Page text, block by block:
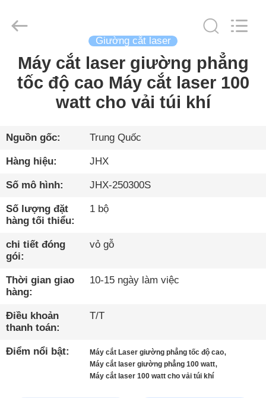
TRANG
CHỦ
SẢN
PHẨM
CHÚNG
THAM
QUAN
NHÀ
MÁY
Photoelectric
Co.,Ltd.
Giường cắt laser
Máy cắt laser giường phẳng
tốc độ cao Máy cắt laser 100
watt cho vải túi khí
Nguồn gốc: Trung Quốc
Hàng hiệu: JHX
Số mô hình: JHX-250300S
Số lượng đặt
hàng tối thiểu:
1 bộ
chi tiết đóng
gói:
vỏ gỗ
Thời gian giao
hàng:
10-15 ngày làm việc
Điều khoản
thanh toán:
T/T
Điểm nổi bật: Máy cắt Laser giường phẳng tốc độ cao,
Máy cắt laser giường phẳng 100 watt,
Máy cắt laser 100 watt cho vải túi khí